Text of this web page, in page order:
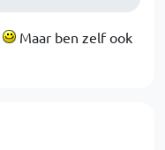
Maar ben zelf ook